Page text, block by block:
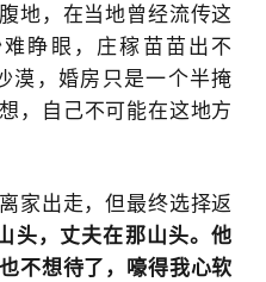
地，在当地曾经流传这
睁眼，庄稼苗苗出不
漠， 婚房只是一个半掩
想，自己不可能在这地方
家出走，但最终选择返
头，丈夫在那山头。他
不想待了，嚎得我心软